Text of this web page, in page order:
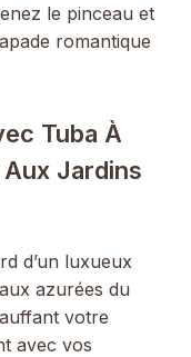
le pinceau et
romantique
Tuba À
Aux Jardins
d’un luxueux
azurées du
votre
avec vos